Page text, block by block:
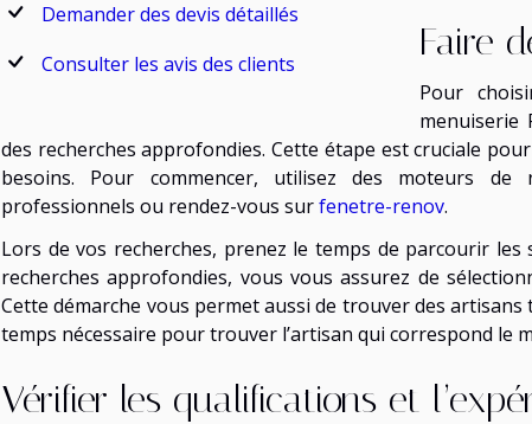
Demander des devis détaillés
Consulter les avis des clients
Faire
Pour
menuiserie
des recherches approfondies. Cette étape est cruciale
besoins. Pour commencer, utilisez des moteurs de
professionnels ou rendez-vous surfenetre-renov.
Lors de vos recherches, prenez le temps de parcourir
recherches approfondies, vous vous assurez de
Cette démarche vous permet aussi de trouver des
temps nécessaire pour trouver l’artisan qui correspond le
Vérifier les qualifications et